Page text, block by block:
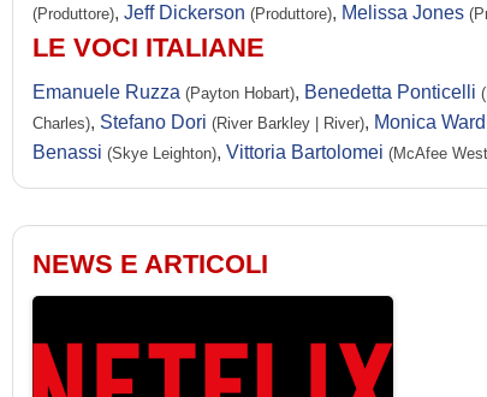
January Jones
Carrie Gibson
Eric Nenninger
Sky Soleil
Joseph Runningfox
Clark Carmichael
Daryl Edwards
(Produttore), Jeff Dickerson (Produttore), Melissa Jones
LE VOCI ITALIANE
Emanuele Ruzza (Payton Hobart), Benedetta Ponticelli
Charles), Stefano Dori (River Barkley | River), Monica Ward
Benassi (Skye Leighton), Vittoria Bartolomei (McAfee
NEWS E ARTICOLI